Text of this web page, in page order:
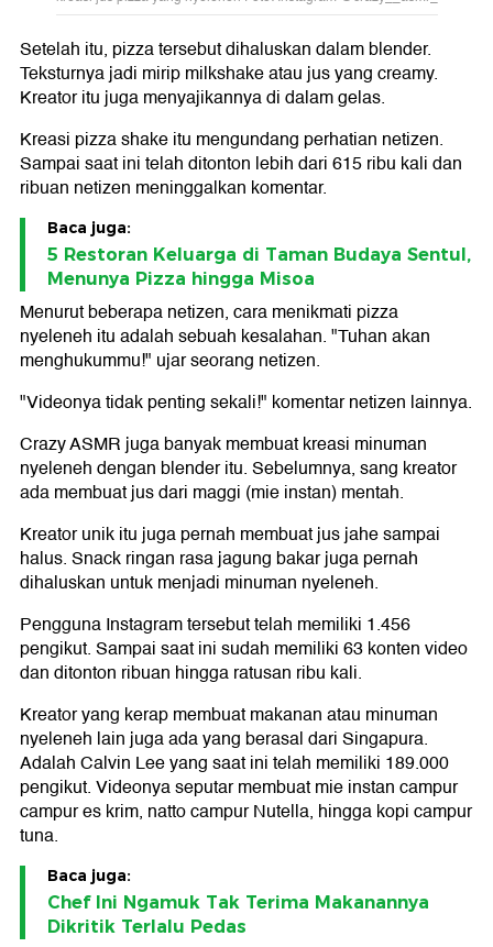
Setelah itu, pizza tersebut dihaluskan dalam blender.
Teksturnya jadi mirip milkshake atau jus yang creamy.
Kreator itu juga menyajikannya di dalam gelas.
Kreasi pizza shake itu mengundang perhatian netizen.
Sampai saat ini telah ditonton lebih dari 615 ribu kali dan
ribuan netizen meninggalkan komentar.
Baca juga:
5 Restoran Keluarga di Taman Budaya Sentul,
Menunya Pizza hingga Misoa
Menurut beberapa netizen, cara menikmati pizza
nyeleneh itu adalah sebuah kesalahan. "Tuhan akan
menghukummu!" ujar seorang netizen.
"Videonya tidak penting sekali!" komentar netizen lainnya.
Crazy ASMR juga banyak membuat kreasi minuman
nyeleneh dengan blender itu. Sebelumnya, sang kreator
ada membuat jus dari maggi (mie instan) mentah.
Kreator unik itu juga pernah membuat jus jahe sampai
halus. Snack ringan rasa jagung bakar juga pernah
dihaluskan untuk menjadi minuman nyeleneh.
Pengguna Instagram tersebut telah memiliki 1.456
pengikut. Sampai saat ini sudah memiliki 63 konten video
dan ditonton ribuan hingga ratusan ribu kali.
Kreator yang kerap membuat makanan atau minuman
nyeleneh lain juga ada yang berasal dari Singapura.
Adalah Calvin Lee yang saat ini telah memiliki 189.000
pengikut. Videonya seputar membuat mie instan campur
campur es krim, natto campur Nutella, hingga kopi campur
tuna.
Baca juga:
Chef Ini Ngamuk Tak Terima Makanannya
Dikritik Terlalu Pedas